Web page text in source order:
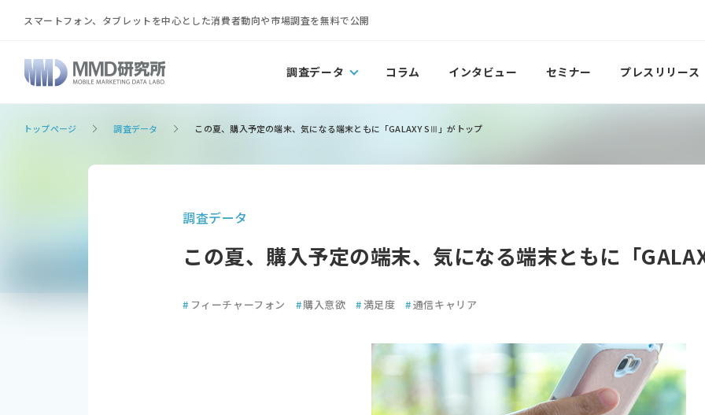
スマートフォン、タブレットを中心とした消費者動向や市場調査を無料で公開
調査データ コラム インタビュー セミナー プレスリリース
トップページ 調査データ この夏、購入予定の端末、気になる端末ともに「GALAXY SⅢ」がトップ
調査データ
この夏、購入予定の端末、気になる端末ともに「
# フィーチャーフォン #購入意欲 #満足度 #通信キャリア